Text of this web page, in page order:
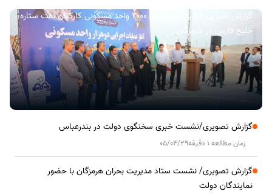
گزارش تصویری/ آیین کلنگ زنی ۲۰۰۰ واحد مسکونی کارکنان نفت ستاره
خلیج فارس در هرمزگان
گزارش تصویری/نشست خبری سخنگوی دولت در بندرعباس
زمان مطالعه 1 دقیقه 05/04/29
گزارش تصویری/ نشست ستاد مدیریت بحران هرمزگان با حضور
نمایندگان دولت